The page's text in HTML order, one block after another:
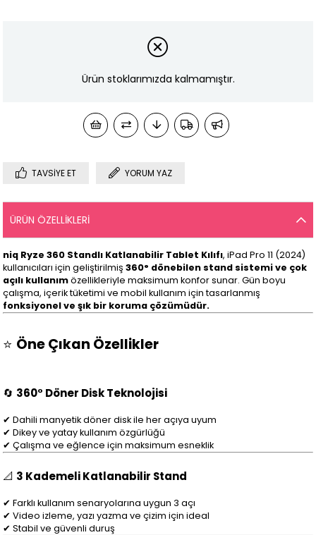
Ürün stoklarımızda kalmamıştır.
TAVSIYE ET YORUM YAZ
ÜRÜN ÖZELLIKLERI
niq Ryze 360 Standlı Katlanabilir Tablet Kılıfı, iPad Pro 11 (2024)
kullanıcıları için geliştirilmiş360° dönebilen stand sistemi ve çok
açılı kullanımözellikleriyle maksimum konfor sunar. Gün boyu
çalışma, içerik tüketimi ve mobil kullanım için tasarlanmış
fonksiyonel ve şık bir koruma çözümüdür.
⭐ Öne Çıkan Özellikler
🔄 360° Döner Disk Teknolojisi
✔ Dahili manyetik döner disk ile her açıya uyum
✔ Dikey ve yatay kullanım özgürlüğü
✔ Çalışma ve eğlence için maksimum esneklik
📐 3 Kademeli Katlanabilir Stand
✔ Farklı kullanım senaryolarına uygun 3 açı
✔ Video izleme, yazı yazma ve çizim için ideal
✔ Stabil ve güvenli duruş